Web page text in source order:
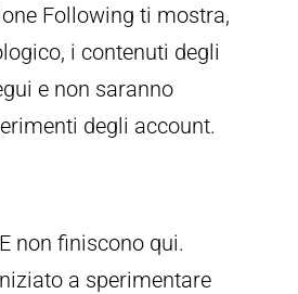
Following ti mostra,
i contenuti degli
e non saranno
degli account.
non finiscono qui.
a sperimentare